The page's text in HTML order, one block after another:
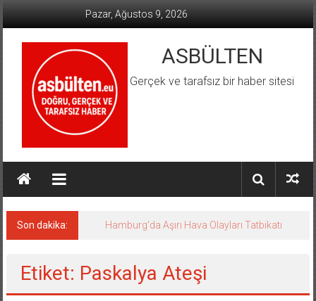
Pazar, Ağustos 9, 2026
ASBÜLTEN
Gerçek ve tarafsız bir haber sitesi
Son dakika: Hamburg’da Aşırı Hava Olayları Tatbikatı
Etiket: Paskalya Ateşi